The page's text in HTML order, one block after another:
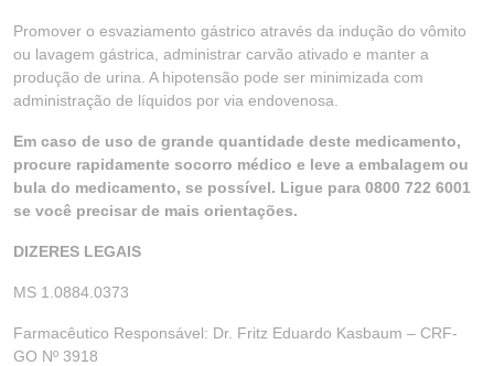
Promover o esvaziamento gástrico através da indução do vômito
ou lavagem gástrica, administrar carvão ativado e manter a
produção de urina. A hipotensão pode ser minimizada com
administração de líquidos por via endovenosa.
Em caso de uso de grande quantidade deste medicamento,
procure rapidamente socorro médico e leve a embalagem ou
bula do medicamento, se possível. Ligue para 0800 722 6001
se você precisar de mais orientações.
DIZERES LEGAIS
MS 1.0884.0373
Farmacêutico Responsável: Dr. Fritz Eduardo Kasbaum – CRF-
GO Nº 3918